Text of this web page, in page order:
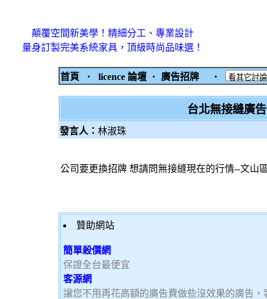
顛覆空間新美學！精細分工、專業設計
量身訂製完美系統家具，頂級時尚品味選！
首頁 ‧ licence 論壇 ‧ 廣告招牌 ‧
台北無接縫廣
發言人： 林淑珠
公司要更換招牌 想請問無接縫現在的行情--文山
贊助網站
簡單殺價網
保證全台最便宜
客源網
讓您不用再花高額的廣告費做些沒效果的廣告